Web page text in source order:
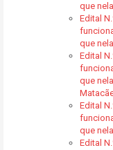
que
Edital
que
Edital
que
Edital
que
Edital